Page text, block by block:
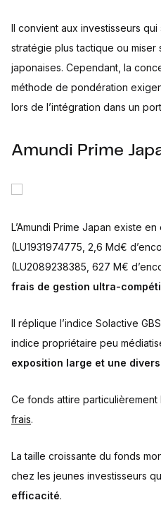
Il convient aux investisseurs
stratégie plus tactique ou miser
japonaises. Cependant, la
méthode de pondération
lors de l’intégration dans un
Amundi Prime
L’Amundi Prime Japan existe
(LU1931974775, 2,6 Md€
(LU2089238385, 627 M€
frais de gestion ultra-
Il réplique l’indice Solactive
indice propriétaire peu
exposition large et une
Ce fonds attire
frais.
La taille croissante du fonds
chez les jeunes investisseurs
efficacité.